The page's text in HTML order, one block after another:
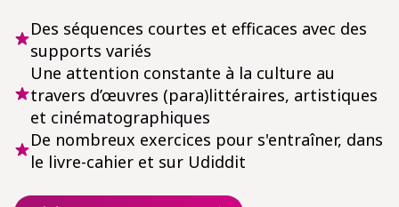
Des séquences courtes et efficaces avec des
supports variés
Une attention constante à la culture au
travers d’œuvres (para)littéraires, artistiques
et cinématographiques
De nombreux exercices pour s'entraîner, dans
le livre-cahier et sur Udiddit